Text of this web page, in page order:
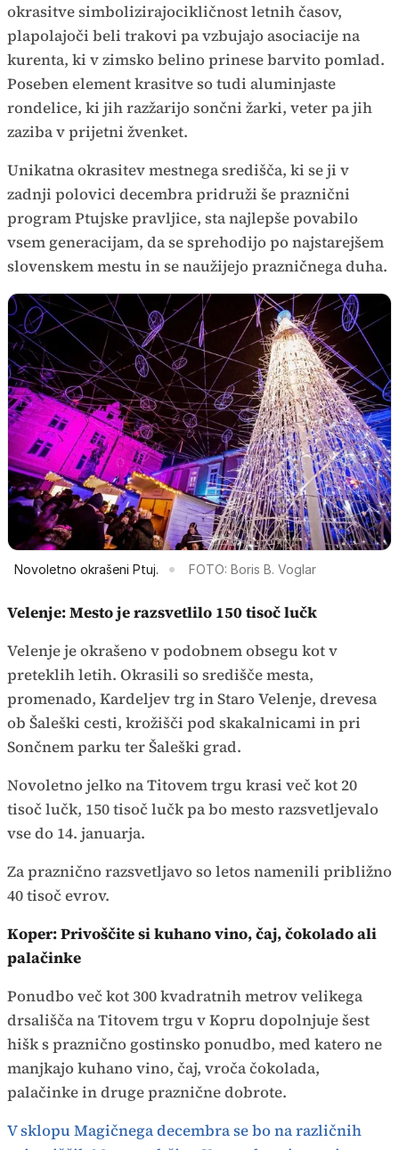
okrasitve simbolizirajocikličnost letnih časov,
plapolajoči beli trakovi pa vzbujajo asociacije na
kurenta, ki v zimsko belino prinese barvito pomlad.
Poseben element krasitve so tudi aluminjaste
rondelice, ki jih razžarijo sončni žarki, veter pa jih
zaziba v prijetni žvenket.
Unikatna okrasitev mestnega središča, ki se ji v
zadnji polovici decembra pridruži še praznični
program Ptujske pravljice, sta najlepše povabilo
vsem generacijam, da se sprehodijo po najstarejšem
slovenskem mestu in se naužijejo prazničnega duha.
Novoletno okrašeni Ptuj. FOTO: Boris B. Voglar
Velenje: Mesto je razsvetlilo 150 tisoč lučk
Velenje je okrašeno v podobnem obsegu kot v
preteklih letih. Okrasili so središče mesta,
promenado, Kardeljev trg in Staro Velenje, drevesa
ob Šaleški cesti, krožišči pod skakalnicami in pri
Sončnem parku ter Šaleški grad.
Novoletno jelko na Titovem trgu krasi več kot 20
tisoč lučk, 150 tisoč lučk pa bo mesto razsvetljevalo
vse do 14. januarja.
Za praznično razsvetljavo so letos namenili približno
40 tisoč evrov.
Koper: Privoščite si kuhano vino, čaj, čokolado ali
palačinke
Ponudbo več kot 300 kvadratnih metrov velikega
drsališča na Titovem trgu v Kopru dopolnjuje šest
hišk s praznično gostinsko ponudbo, med katero ne
manjkajo kuhano vino, čaj, vroča čokolada,
palačinke in druge praznične dobrote.
V sklopu Magičnega decembra se bo na različnih